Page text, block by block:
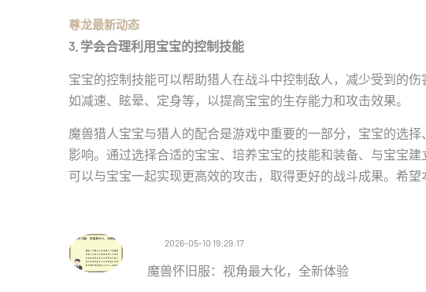
尊龙最新动态
3. 学会合理利用宝宝的控制技能
宝宝的控制技能可以帮助猎人在战斗中控制敌人，减少受到的伤
如减速、眩晕、定身等，以提高宝宝的生存能力和攻击效果。
魔兽猎人宝宝与猎人的配合是游戏中重要的一部分，宝宝的选
影响。通过选择合适的宝宝、培养宝宝的技能和装备、与宝宝
可以与宝宝一起实现更高效的攻击，取得更好的战斗成果。希望
2026-05-10 19:29:17
魔兽怀旧服：视角最大化，全新体验